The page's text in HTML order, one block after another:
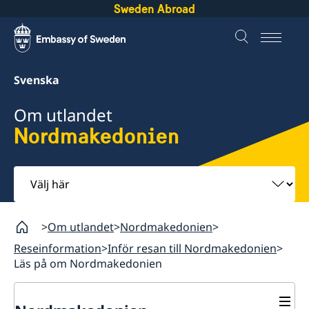
Sweden Abroad
Svenska
Om utlandet
Nordmakedonien
Välj
här
Om utlandet Nordmakedonien
Reseinformation Inför resan till Nordmakedonien
Läs på om Nordmakedonien